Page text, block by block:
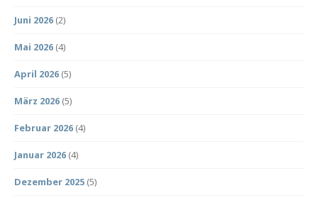
Juni 2026 (2)
Mai 2026 (4)
April 2026 (5)
März 2026 (5)
Februar 2026 (4)
Januar 2026 (4)
Dezember 2025 (5)